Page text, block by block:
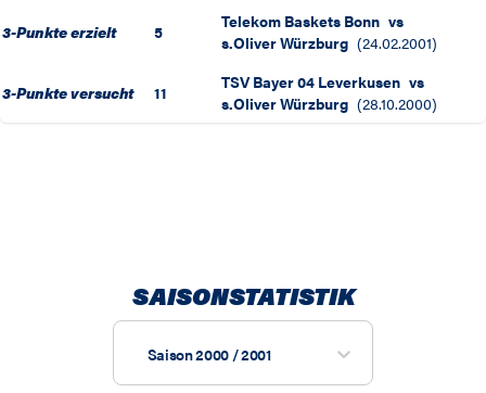
3-Punkte erzielt 5 Telekom Baskets Bonn vs
s.Oliver Würzburg (24.02.2001)
3-Punkte versucht 11 TSV Bayer 04 Leverkusen vs
s.Oliver Würzburg (28.10.2000)
SAISONSTATISTIK
Saison 2000 / 2001